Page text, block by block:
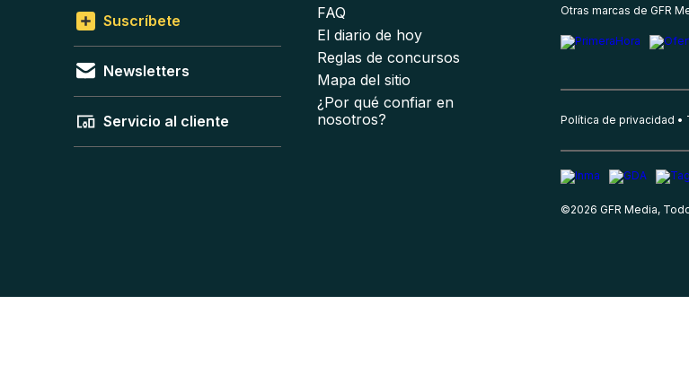
Suscríbete
Newsletters
Servicio al cliente
FAQ
El diario de hoy
Reglas de concursos
Mapa del sitio
¿Por qué confiar en
nosotros?
Otras marcas de GFR
Política de privacidad
©2026 GFR Media,